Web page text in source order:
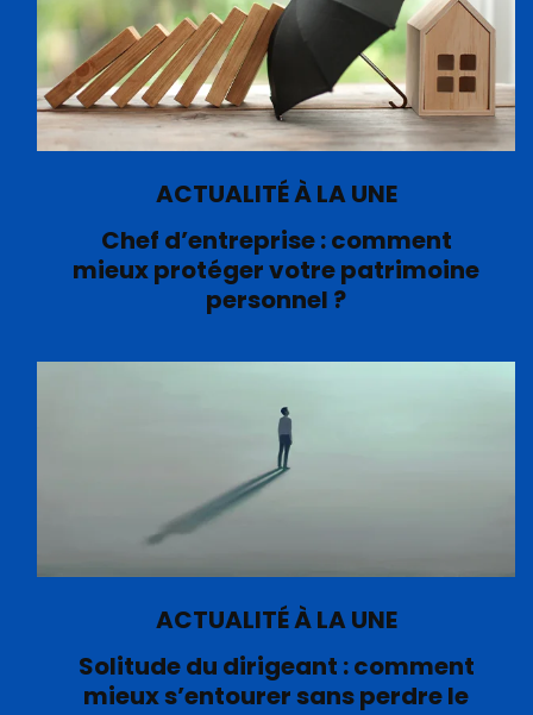
ACTUALITÉ À LA UNE
Chef d’entreprise : comment
mieux protéger votre patrimoine
personnel ?
ACTUALITÉ À LA UNE
Solitude du dirigeant : comment
mieux s’entourer sans perdre le